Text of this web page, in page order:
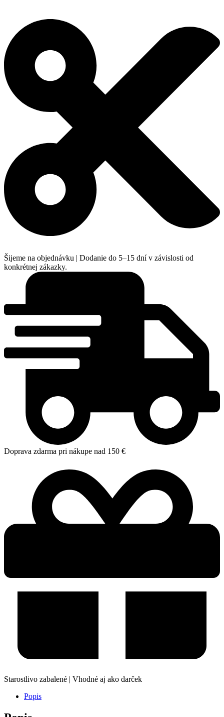
Šijeme na objednávku | Dodanie do 5–15 dní v závislosti od
konkrétnej zákazky.
Doprava zdarma pri nákupe nad 150 €
Starostlivo zabalené | Vhodné aj ako darček
Popis